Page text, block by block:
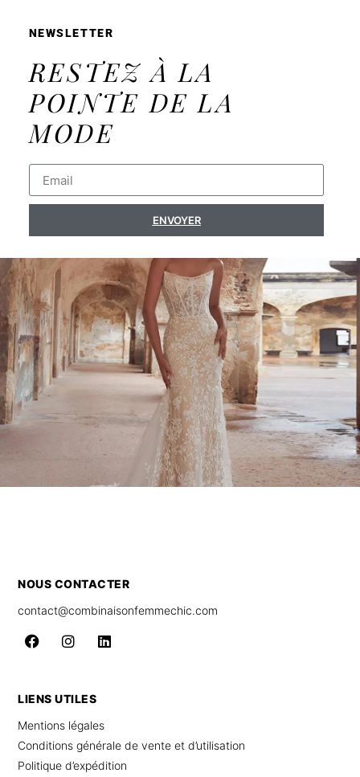
NEWSLETTER
RESTEZ À LA
POINTE DE LA
MODE
ENVOYER
NOUS CONTACTER
contact@combinaisonfemmechic.com
LIENS UTILES
Mentions légales
Conditions générale de vente et d’utilisation
Politique d’expédition